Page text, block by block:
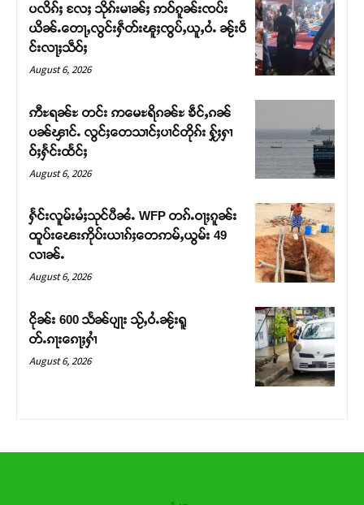
ပလိၵ်ႈ လႄႈ သိုၵ်းမၢၼ်ႈ ဢဝ်ၵူၼ်းၸပ်း
ယိၼ်ႉတေႃႇလွင်းႁဵတ်းၽူႈၸွပ်ႇယူႇဝႆႉ ၼႂ်းဝဵ
င်းလႃႈသဵဝ်ႈ
August 6, 2026
ဢီႊရၼ်ႊ တင်း ဢမေႊရိၵၼ်ႊ ၶဵင်ႇၵၼ်
ပၼ်ၾၢင်ႉ လွင်ႈတေသၢင်ႈပၢင်တိုၵ်း ႁႂ်ႈႁၢ
ဝ်ႈႁႅင်းထႅင်ႈ
August 6, 2026
ႁႅင်းလူမ်းမႆႈသုင်ပီၼႆႉ WFP တၵ်ႉဝႃႈၵူၼ်း
ထူပ်းၽေးဢိုပ်းယၢၵ်ႈတေဢမ်ႇယွမ်း 49
လၢၼ်ႉ
August 6, 2026
ငိုၼ်း 600 သႅၼ်ပျႃး သႂ်ႇဝႆႉၼႂ်းရူ
တ်ႉၵႃးၵေႃႈႁၢႆ
August 6, 2026